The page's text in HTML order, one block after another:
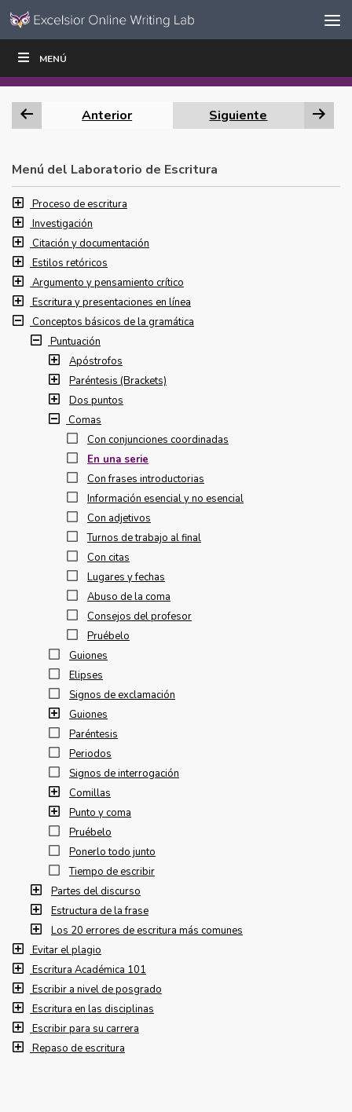
Ir al contenido
navegación
MENÚ
ESCRIBIR
Anterior Siguiente
Menú del Laboratorio de Escritura
Proceso de escritura
Investigación
Citación y documentación
Estilos retóricos
Argumento y pensamiento crítico
Escritura y presentaciones en línea
Conceptos básicos de la gramática
Puntuación
Apóstrofos
Paréntesis (Brackets)
Dos puntos
Comas
Con conjunciones coordinadas
En una serie
Con frases introductorias
Información esencial y no esencial
Con adjetivos
Turnos de trabajo al final
Con citas
Lugares y fechas
Abuso de la coma
Consejos del profesor
Pruébelo
Guiones
Elipses
Signos de exclamación
Guiones
Paréntesis
Periodos
Signos de interrogación
Comillas
Punto y coma
Pruébelo
Ponerlo todo junto
Tiempo de escribir
Partes del discurso
Estructura de la frase
Los 20 errores de escritura más comunes
Evitar el plagio
Escritura Académica 101
Escribir a nivel de posgrado
Escritura en las disciplinas
Escribir para su carrera
Repaso de escritura